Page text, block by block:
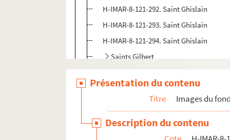
H-IMAR-8-121-292. Saint Ghislain
H-IMAR-8-121-293. Saint Ghislain
H-IMAR-8-121-294. Saint Ghislain
Saints Gilbert
H-IMAR-8-124-300. Saint Giraud de
H-IMAR-8-125-301. Sainte Glycère et
H-IMAR-8-126-302. Sainte Glycérie
H-IMAR-8-127-303. Sainte Glossinde,
H-IMAR-8-128-304. Sainte Glossinde,
Présentation du contenu
Titre Images du
Description du contenu